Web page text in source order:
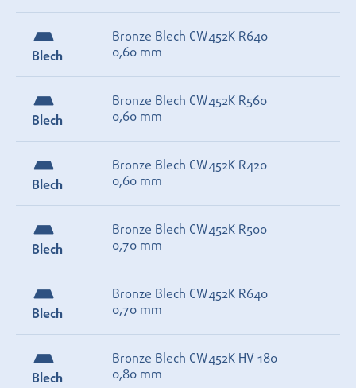
Blech
Bronze Blech CW452K R640
0,60 mm
Blech
Bronze Blech CW452K R560
0,60 mm
Blech
Bronze Blech CW452K R420
0,60 mm
Blech
Bronze Blech CW452K R500
0,70 mm
Blech
Bronze Blech CW452K R640
0,70 mm
Blech
Bronze Blech CW452K HV 180
0,80 mm